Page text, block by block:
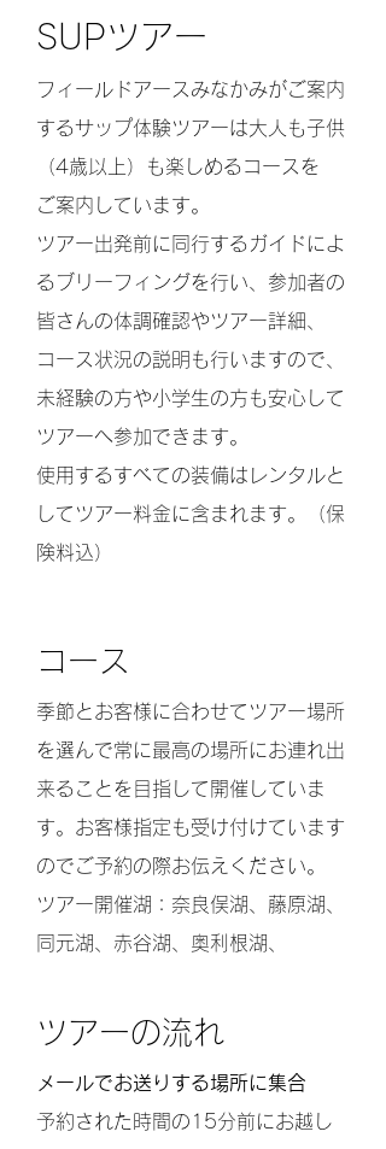
SUPツアー
フィールドアースみなかみがご案内
するサップ体験ツアーは大人も子供
（4歳以上）も楽しめるコースを
ご案内しています。
ツアー出発前に同行するガイドによ
るブリーフィングを行い、参加者の
皆さんの体調確認やツアー詳細、
コース状況の説明も行いますので、
未経験の方や小学生の方も安心して
ツアーへ参加できます。
使用するすべての装備はレンタルと
してツアー料金に含まれます。（保
険料込）
コース
季節とお客様に合わせてツアー場所
を選んで常に最高の場所にお連れ出
来ることを目指して開催していま
す。お客様指定も受け付けています
のでご予約の際お伝えください。
ツアー開催湖：奈良俣湖、藤原湖、
同元湖、赤谷湖、奥利根湖、
ツアーの流れ
メールでお送りする場所に集合
予約された時間の15分前にお越し